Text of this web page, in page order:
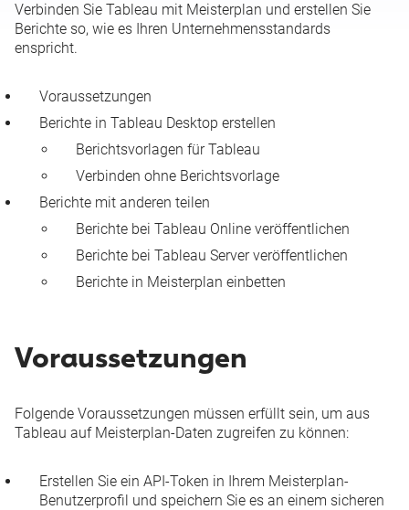
Verbinden Sie Tableau mit Meisterplan und erstellen Sie
Berichte so, wie es Ihren Unternehmensstandards
enspricht.
Voraussetzungen
Berichte in Tableau Desktop erstellen
Berichtsvorlagen für Tableau
Verbinden ohne Berichtsvorlage
Berichte mit anderen teilen
Berichte bei Tableau Online veröffentlichen
Berichte bei Tableau Server veröffentlichen
Berichte in Meisterplan einbetten
Voraussetzungen
Folgende Voraussetzungen müssen erfüllt sein, um aus
Tableau auf Meisterplan-Daten zugreifen zu können:
Erstellen Sie ein API-Token in Ihrem Meisterplan-
Benutzerprofil und speichern Sie es an einem sicheren